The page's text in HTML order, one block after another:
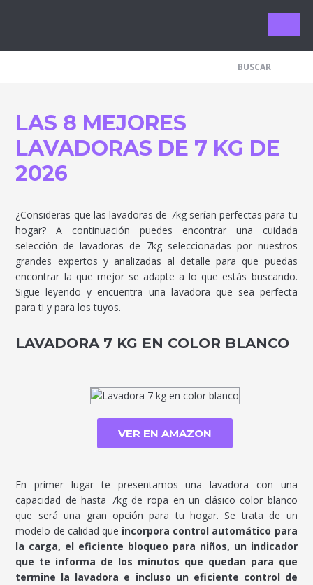
Limpieza
LAS 8 MEJORES
LAVADORAS DE 7 KG DE
2026
¿Consideras que las lavadoras de 7kg serían perfectas para tu
hogar? A continuación puedes encontrar una cuidada
selección de lavadoras de 7kg seleccionadas por nuestros
grandes expertos y analizadas al detalle para que puedas
encontrar la que mejor se adapte a lo que estás buscando.
Sigue leyendo y encuentra una lavadora que sea perfecta
para ti y para los tuyos.
LAVADORA 7 KG EN COLOR BLANCO
VER EN AMAZON
En primer lugar te presentamos una lavadora con una
capacidad de hasta 7kg de ropa en un clásico color blanco
que será una gran opción para tu hogar. Se trata de un
modelo de calidad que incorpora control automático para
la carga, el eficiente bloqueo para niños, un indicador
que te informa de los minutos que quedan para que
termine la lavadora e incluso un eficiente control de